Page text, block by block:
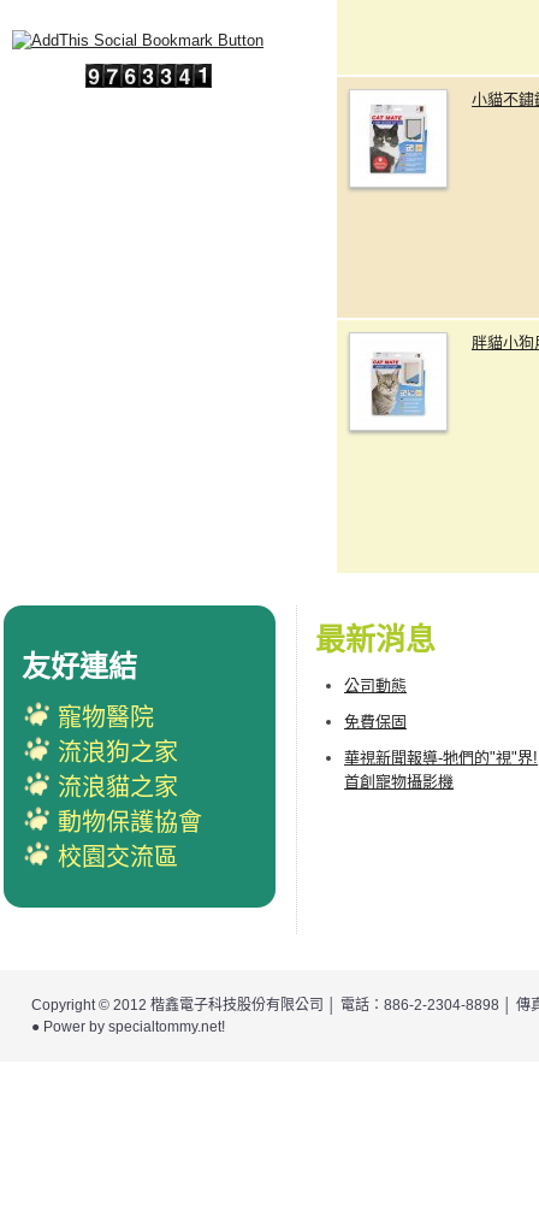
小貓不鏽
胖貓小狗
最新消息
公司動態
免費保固
華視新聞報導-牠們的"視"界!
首創寵物攝影機
友好連結
寵物醫院
流浪狗之家
流浪貓之家
動物保護協會
校園交流區
Copyright © 2012 楷鑫電子科技股份有限公司
│ 電話：886-2-2304-8898 │
● Power by specialtommy.net!